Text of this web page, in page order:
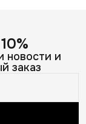
новости и
заказ